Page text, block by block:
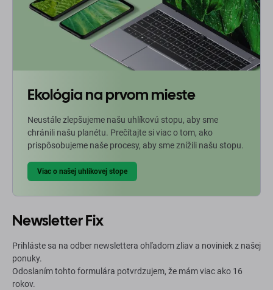
Ekológia na prvom mieste
Neustále zlepšujeme našu uhlíkovú stopu, aby sme
chránili našu planétu. Prečítajte si viac o tom, ako
prispôsobujeme naše procesy, aby sme znížili našu stopu.
Viac o našej uhlíkovej stope
Newsletter Fix
Prihláste sa na odber newslettera ohľadom zliav a noviniek z našej
ponuky.
Odoslaním tohto formulára potvrdzujem, že mám viac ako 16
rokov.